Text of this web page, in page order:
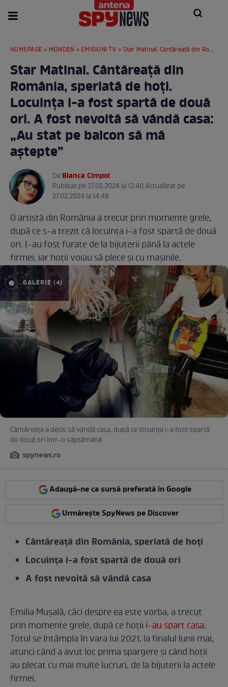
HOMEPAGE » MONDEN » EMISIUNI TV » Star Matinal. Cântăreață din România, speriată de hoți. Locuința i-a fost spartă de două ori. A fost nevoită să vândă casa: „Au stat pe balcon să mă aștepte”
Star Matinal. Cântăreață din
România, speriată de hoți.
Locuința i-a fost spartă de două
ori. A fost nevoită să vândă casa:
„Au stat pe balcon să mă
aștepte”
DeBianca Cimpoi.
Publicat pe 27.02.2024 la 12:40 Actualizat pe
27.02.2024 la 14:48
O artistă din România a trecut prin momente grele,
după ce s-a trezit că locuința i-a fost spartă de două
ori. I-au fost furate de la bijuterii până la actele
firmei, iar hoții voiau să plece și cu mașinile.
GALERIE (4)
Cântăreața a decis să vândă casa, după ce locuința i-a fost spartă
de două ori într-o săptămână
spynews.ro
Adaugă-ne ca sursă preferată în Google
Urmărește SpyNews pe Discover
Cântăreață din România, speriată de hoți
Locuința i-a fost spartă de două ori
A fost nevoită să vândă casa
Emilia Mușală, căci despre ea este vorba, a trecut
prin momente grele, după ce hoții i-au spart casa.
Totul se întâmpla în vara lui 2021, la finalul lunii mai,
atunci când a avut loc prima spargere și când hoții
au plecat cu mai multe lucruri, de la bijuterii la actele
firmei.